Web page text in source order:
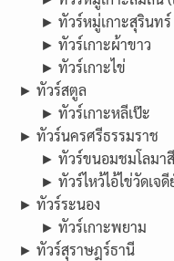
► ทัวร์หมู่เกาะสุรินท
► ทัวร์เกาะผ้าขาว
► ทัวร์เกาะไข่
► ทัวร์สตูล
► ทัวร์เกาะหลีเป๊ะ
► ทัวร์นครศรีธรรมราช
► ทัวร์ขนอมชมโลมา
► ทัวร์ไหว้ไอ้ไข่วัดเจดี
► ทัวร์ระนอง
► ทัวร์เกาะพยาม
► ทัวร์สุราษฎร์ธานี